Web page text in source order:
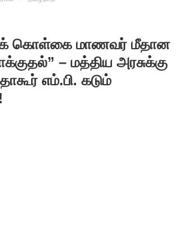
கொள்கை மாணவர் மீதான
– மத்திய அரசுக்கு
எம்.பி. கடும்